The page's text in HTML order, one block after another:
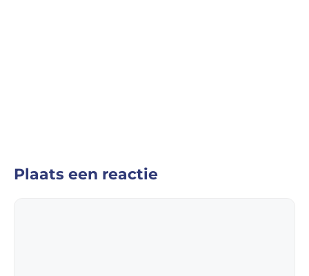
Plaats een reactie